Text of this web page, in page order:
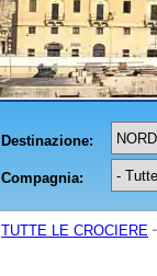
TUTTE LE CROCIERE